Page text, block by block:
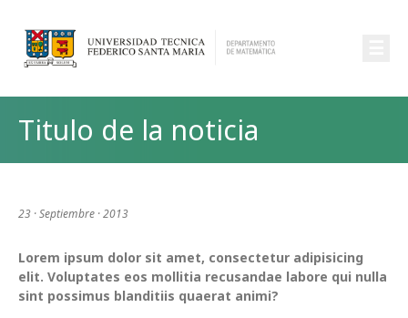
Titulo de la noticia
23 · Septiembre · 2013
Lorem ipsum dolor sit amet, consectetur adipisicing
elit. Voluptates eos mollitia recusandae labore qui nulla
sint possimus blanditiis quaerat animi?